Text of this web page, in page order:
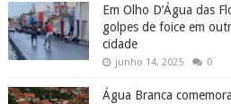
Em Olho D’Água das
golpes de foice em
cidade
junho 14, 2025 0
Água Branca